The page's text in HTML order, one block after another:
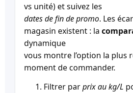
vs unité) et suivez les
dates de fin de promo. Les
magasin existent : la
dynamique
vous montre l’option la plus
moment de commander.
Filtrer parprix au kg/L